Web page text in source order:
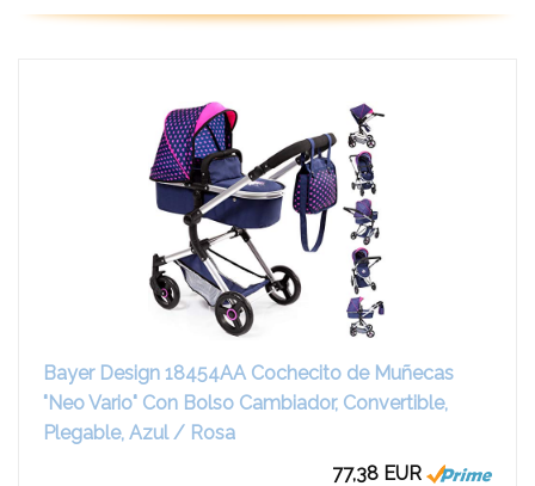
Bayer Design 18454AA Cochecito de Muñecas
"Neo Vario" Con Bolso Cambiador, Convertible,
Plegable, Azul / Rosa
77,38 EUR